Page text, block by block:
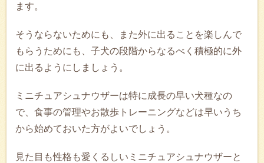
ます。
そうならないためにも、また外に出ることを楽しんで
もらうためにも、子犬の段階からなるべく積極的に外
に出るようにしましょう。
ミニチュアシュナウザーは特に成長の早い犬種なの
で、食事の管理やお散歩トレーニングなどは早いうち
から始めておいた方がよいでしょう。
見た目も性格も愛くるしいミニチュアシュナウザーと